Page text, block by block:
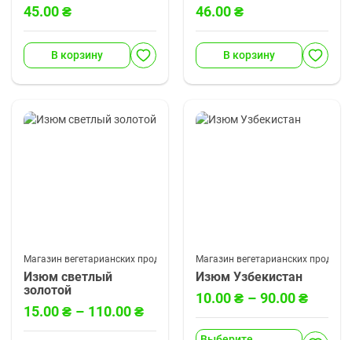
Орех макадамия
описание: неочищенный,
2019года урожай.
Страна производитель
Австралия. Цельный
глянцевый орех с
45.00₴
В корзину
46.00₴
В корзину
Магазин вегетарианских продуктов Сухофрукты
Изюм светлый
золотой
Изюм светлый золотой с
небольшим удлинением.
15.00₴ – 110.00₴
Магазин вегетарианских
Изюм Узбекистан
Изюм Узбекистан - это
вкуснейший
представитель
10.00₴ – 90.00₴